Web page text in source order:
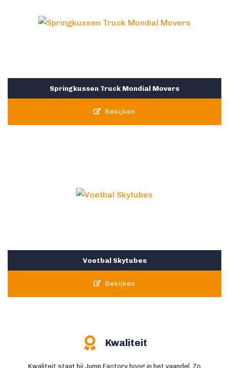
Springkussen Truck Mondial Movers
Bekijken
Voetbal Skytubes
Bekijken
Kwaliteit
Kwaliteit staat bij Jump Factory hoog in het vaandel. Zo